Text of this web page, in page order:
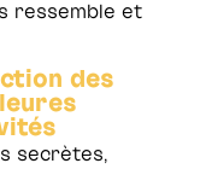
ressemble et
des
secrètes,